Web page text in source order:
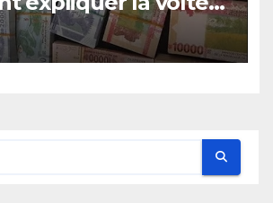
Guinée